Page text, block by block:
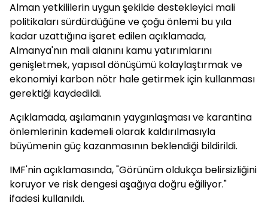
Alman yetkililerin uygun şekilde destekleyici mali
politikaları sürdürdüğüne ve çoğu önlemi bu yıla
kadar uzattığına işaret edilen açıklamada,
Almanya'nın mali alanını kamu yatırımlarını
genişletmek, yapısal dönüşümü kolaylaştırmak ve
ekonomiyi karbon nötr hale getirmek için kullanması
gerektiği kaydedildi.
Açıklamada, aşılamanın yaygınlaşması ve karantina
önlemlerinin kademeli olarak kaldırılmasıyla
büyümenin güç kazanmasının beklendiği bildirildi.
IMF'nin açıklamasında, "Görünüm oldukça belirsizliğini
koruyor ve risk dengesi aşağıya doğru eğiliyor."
ifadesi kullanıldı.